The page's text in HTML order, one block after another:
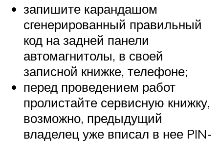
запишите карандашом
сгенерированный правильный
код на задней панели
автомагнитолы, в своей
записной книжке, телефоне;
перед проведением работ
пролистайте сервисную книжку,
возможно, предыдущий
владелец уже вписал в нее PIN-